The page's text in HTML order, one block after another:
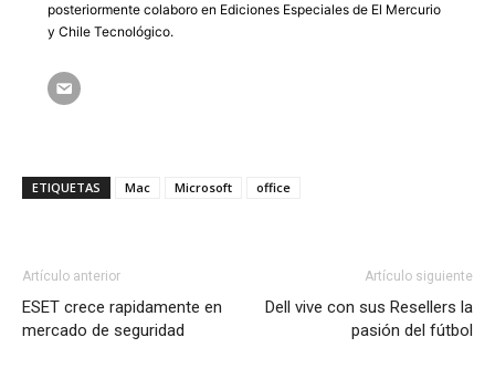
posteriormente colaboro en Ediciones Especiales de El Mercurio
y Chile Tecnológico.
ETIQUETAS Mac Microsoft office
Artículo anterior
ESET crece rapidamente en
mercado de seguridad
Artículo siguiente
Dell vive con sus Resellers la
pasión del fútbol